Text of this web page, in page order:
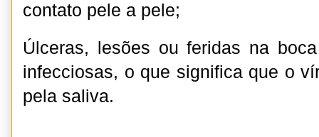
contato pele a pele;
Úlceras, lesões ou feridas na
infecciosas, o que significa que o
pela saliva.